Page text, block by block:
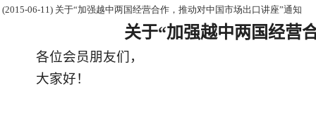
(2015-06-11) 关于“加强越中两国经营合作，推动对中国市场出口讲座”通知
关于“加强越中两国经营
各位会员朋友们，
大家好！